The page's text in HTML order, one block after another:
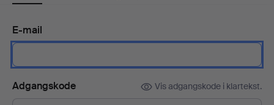
E-mail
Adgangskode Vis adgangskode i klartekst.